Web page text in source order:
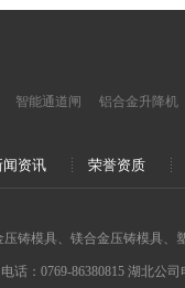
智能通道闸 铝合金升降机
闻资讯 荣誉资质
铸模具、镁合金压铸模具、
话：0769-86380815 湖北公